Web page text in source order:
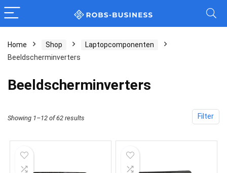
Home Shop
Laptopcomponenten
Beeldscherminverters
Beeldscherminverters
Filter
Showing 1–12 of 62 results